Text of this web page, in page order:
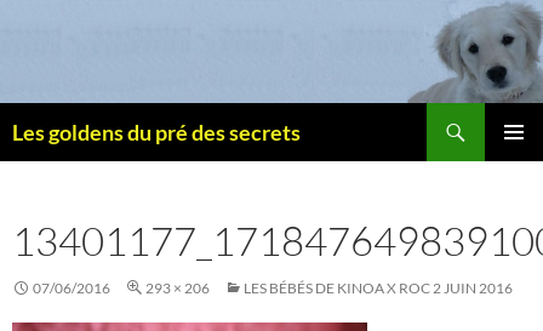
Les goldens du pré des secrets
07/06/2016 293 × 206 LES BÉBÉS DE KINOA X ROC 2 JUIN 2016